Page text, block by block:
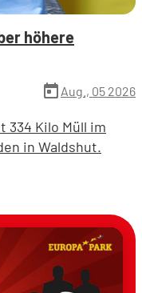
höhere
today Aug., 05 2026
334 Kilo Müll im
in Waldshut.